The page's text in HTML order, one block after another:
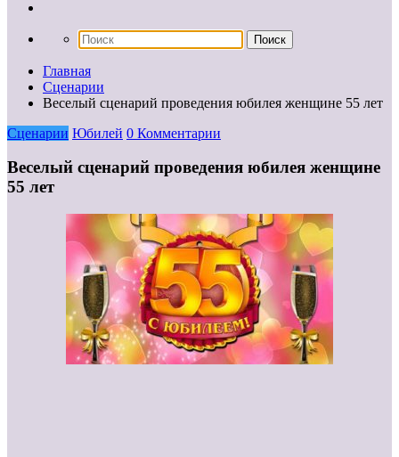
Главная
Сценарии
Веселый сценарий проведения юбилея женщине 55 лет
Сценарии Юбилей 0 Комментарии
Веселый сценарий проведения юбилея женщине
55 лет